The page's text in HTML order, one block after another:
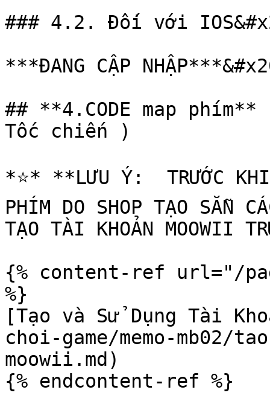
### 4.2. Đối với
***ĐANG CẬP
## **4.CODE map
Tốc chiến )
*⭐️* **LƯU Ý:  TRƯỚC KHI
PHÍM DO SHOP TẠO SẴN
TẠO TÀI KHOẢN MOOWII
{% content-ref url="/
%}
[Tạo và Sử Dụng Tài
choi-game/memo-mb02/
moowii.md)
{% endcontent-ref %}